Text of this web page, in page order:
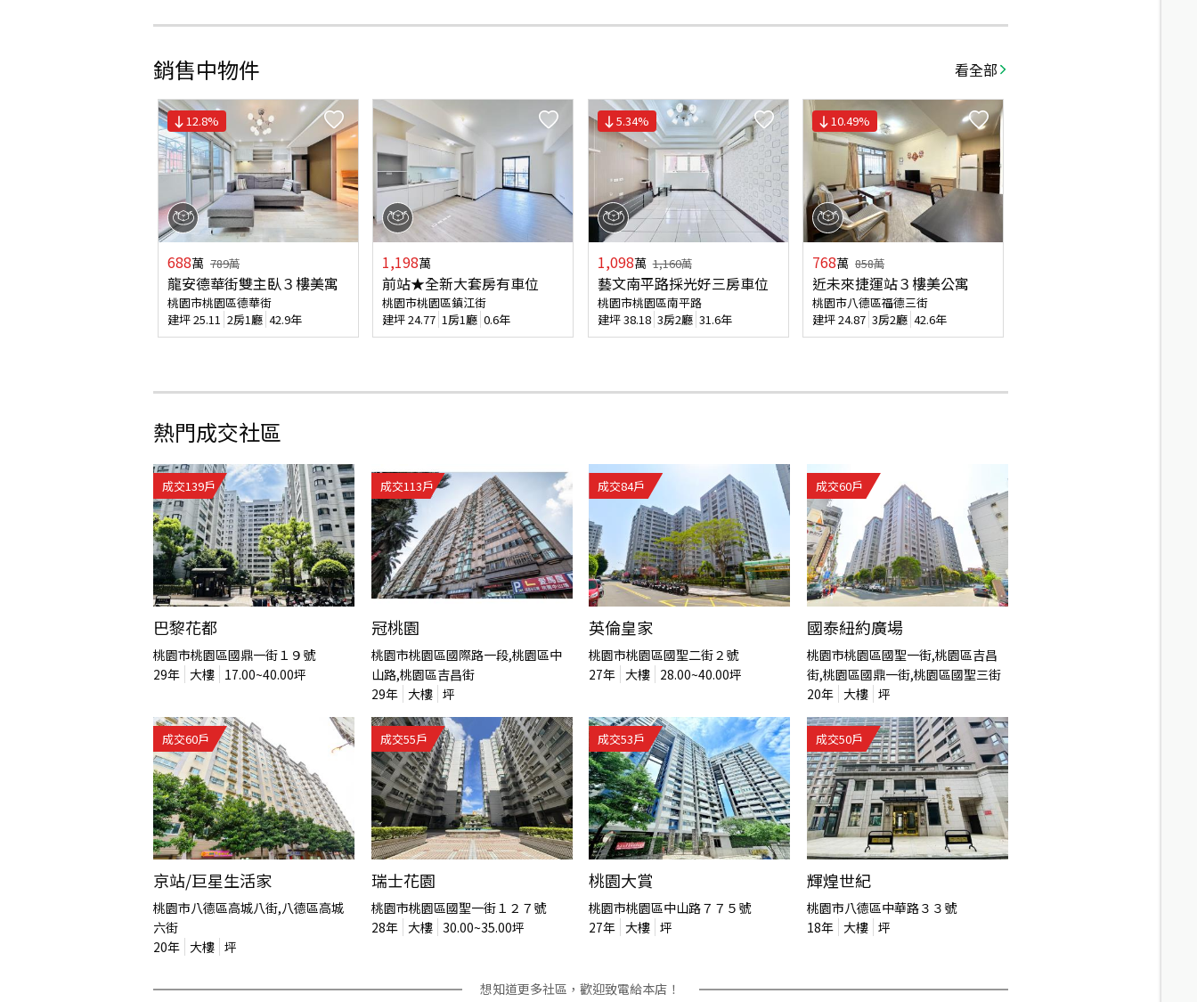
銷售中物件 看全部
12.8%
688萬 789萬
龍安德華街雙主臥３樓美寓
桃園市桃園區德華街
建坪25.11 2房1廳 42.9年
1,198萬
前站★全新大套房有車位
桃園市桃園區鎮江街
建坪24.77 1房1廳 0.6年
5.34%
1,098萬 1,160萬
藝文南平路採光好三房車位
桃園市桃園區南平路
建坪38.18 3房2廳 31.6年
10.49%
768萬 858萬
近未來捷運站３樓美公寓
桃園市八德區福德三街
建坪24.87 3房2廳 42.6年
熱門成交社區
成交139戶
巴黎花都
桃園市桃園區國鼎一街１９號
29年 大樓 17.00~40.00坪
成交113戶
冠桃園
桃園市桃園區國際路一段,桃園區中
山路,桃園區吉昌街
29年 大樓 坪
成交84戶
英倫皇家
桃園市桃園區國聖二街２號
27年 大樓 28.00~40.00坪
成交60戶
國泰紐約廣場
桃園市桃園區國聖一街,桃園區吉昌
街,桃園區國鼎一街,桃園區國聖三街
20年 大樓 坪
成交60戶
京站/巨星生活家
桃園市八德區高城八街,八德區高城
六街
20年 大樓 坪
成交55戶
瑞士花園
桃園市桃園區國聖一街１２７號
28年 大樓 30.00~35.00坪
成交53戶
桃園大賞
桃園市桃園區中山路７７５號
27年 大樓 坪
成交50戶
輝煌世紀
桃園市八德區中華路３３號
18年 大樓 坪
想知道更多社區，歡迎致電給本店！